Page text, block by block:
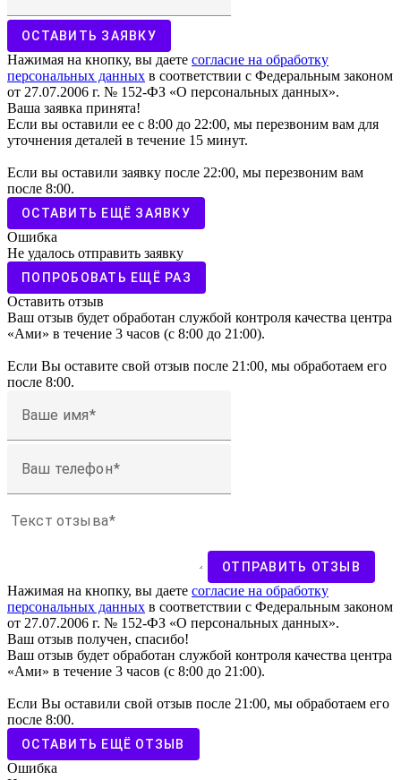
ОСТАВИТЬ ЗАЯВКУ
Нажимая на кнопку, вы даете согласие на обработку
персональных данных в соответствии с Федеральным законом
от 27.07.2006 г. № 152-ФЗ «О персональных данных».
Ваша заявка принята!
Если вы оставили ее с 8:00 до 22:00, мы перезвоним вам для
уточнения деталей в течение 15 минут.
Если вы оставили заявку после 22:00, мы перезвоним вам
после 8:00.
ОСТАВИТЬ ЕЩЁ ЗАЯВКУ
Ошибка
Не удалось отправить заявку
ПОПРОБОВАТЬ ЕЩЁ РАЗ
Оставить отзыв
Ваш отзыв будет обработан службой контроля качества центра
«Ами» в течение 3 часов (с 8:00 до 21:00).
Если Вы оставите свой отзыв после 21:00, мы обработаем его
после 8:00.
Ваше имя
Ваш телефон
Текст отзыва
ОТПРАВИТЬ ОТЗЫВ
Нажимая на кнопку, вы даете согласие на обработку
персональных данных в соответствии с Федеральным законом
от 27.07.2006 г. № 152-ФЗ «О персональных данных».
Ваш отзыв получен, спасибо!
Ваш отзыв будет обработан службой контроля качества центра
«Ами» в течение 3 часов (с 8:00 до 21:00).
Если Вы оставили свой отзыв после 21:00, мы обработаем его
после 8:00.
ОСТАВИТЬ ЕЩЁ ОТЗЫВ
Ошибка